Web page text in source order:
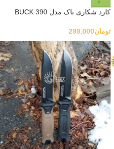
کارد شکاری باک مدل BUCK 390
تومان299,000